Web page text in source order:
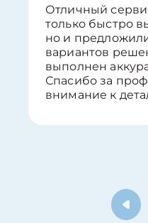
Отличный
только быстро
но и
вариантов
выполнен
Спасибо за
внимание к